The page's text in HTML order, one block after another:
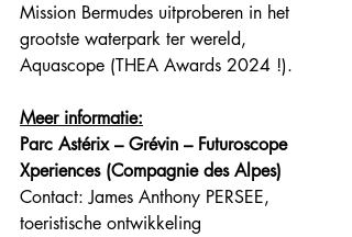
Mission Bermudes uitproberen in het
grootste waterpark ter wereld,
Aquascope (THEA Awards 2024 !).
Meer informatie:
Parc Astérix – Grévin – Futuroscope
Xperiences (Compagnie des Alpes)
Contact: James Anthony PERSEE,
toeristische ontwikkeling